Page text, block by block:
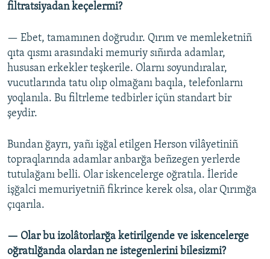
filtratsiyadan keçelermi?
— Ebet, tamamınen doğrudır. Qırım ve memleketniñ
qıta qısmı arasındaki memuriy sıñırda adamlar,
hususan erkekler teşkerile. Olarnı soyundıralar,
vucutlarında tatu olıp olmağanı baqıla, telefonlarnı
yoqlanıla. Bu filtrleme tedbirler içün standart bir
şeydir.
Bundan ğayrı, yañı işğal etilgen Herson vilâyetiniñ
topraqlarında adamlar anbarğa beñzegen yerlerde
tutulağanı belli. Olar iskencelerge oğratıla. İleride
işğalci memuriyetniñ fikrince kerek olsa, olar Qırımğa
çıqarıla.
— Olar bu izolâtorlarğa ketirilgende ve iskencelerge
oğratılğanda olardan ne istegenlerini bilesizmi?